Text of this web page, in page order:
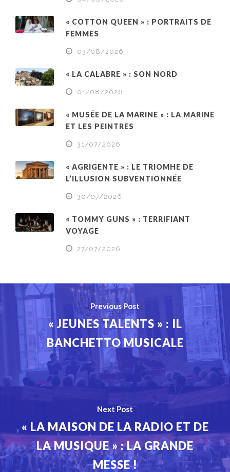
« COTTON QUEEN » : PORTRAITS DE
FEMMES
03/08/2026
« LA CALABRE » : SON NORD
01/08/2026
« MUSÉE DE LA MARINE » : LA MARINE
ET LES PEINTRES
31/07/2026
« AGRIGENTE » : LE TRIOMHE DE
L’ILLUSION SUBVENTIONNÉE
30/07/2026
« TOMMY GUNS » : TERRIFIANT
VOYAGE
27/07/2026
Previous Post
« JEUNES TALENTS » : IL
BANCHETTO MUSICALE
Next Post
« LA MAISON DE LA RADIO ET DE
LA MUSIQUE » : LA GRANDE
MESSE !